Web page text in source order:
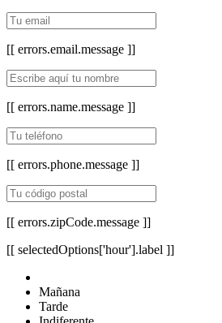
[[ errors.email.message ]]
[[ errors.name.message ]]
[[ errors.phone.message ]]
[[ errors.zipCode.message ]]
[[ selectedOptions['hour'].label ]]
Mañana
Tarde